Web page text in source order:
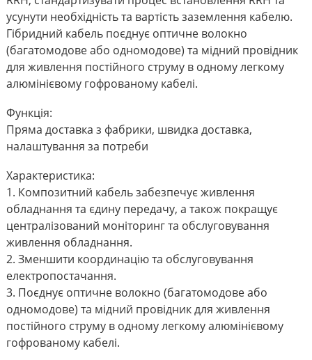
усунути необхідність та вартість заземлення кабелю.
Гібридний кабель поєднує оптичне волокно
(багатомодове або одномодове) та мідний провідник
для живлення постійного струму в одному легкому
алюмінієвому гофрованому кабелі.
Функція:
Пряма доставка з фабрики, швидка доставка,
налаштування за потреби
Характеристика:
1. Композитний кабель забезпечує живлення
обладнання та єдину передачу, а також покращує
централізований моніторинг та обслуговування
живлення обладнання.
2. Зменшити координацію та обслуговування
електропостачання.
3. Поєднує оптичне волокно (багатомодове або
одномодове) та мідний провідник для живлення
постійного струму в одному легкому алюмінієвому
гофрованому кабелі.